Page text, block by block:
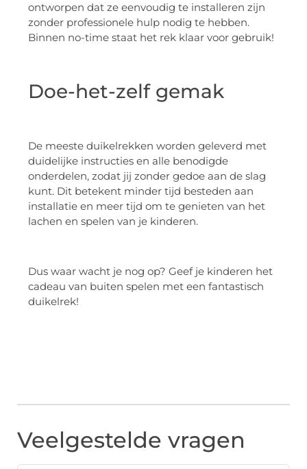
ontworpen dat ze eenvoudig te installeren zijn
zonder professionele hulp nodig te hebben.
Binnen no-time staat het rek klaar voor gebruik!
Doe-het-zelf gemak
De meeste duikelrekken worden geleverd met
duidelijke instructies en alle benodigde
onderdelen, zodat jij zonder gedoe aan de slag
kunt. Dit betekent minder tijd besteden aan
installatie en meer tijd om te genieten van het
lachen en spelen van je kinderen.
Dus waar wacht je nog op? Geef je kinderen het
cadeau van buiten spelen met een fantastisch
duikelrek!
Veelgestelde vragen